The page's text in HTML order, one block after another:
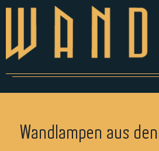
Wandlampen aus